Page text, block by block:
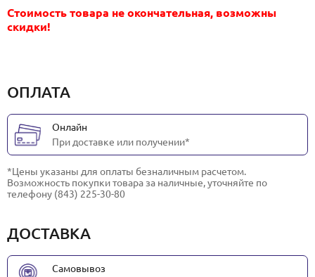
Стоимость товара не окончательная, возможны
скидки!
ОПЛАТА
Онлайн
При доставке или получении*
*Цены указаны для оплаты безналичным расчетом.
Возможность покупки товара за наличные, уточняйте по
телефону (843) 225-30-80
ДОСТАВКА
Самовывоз